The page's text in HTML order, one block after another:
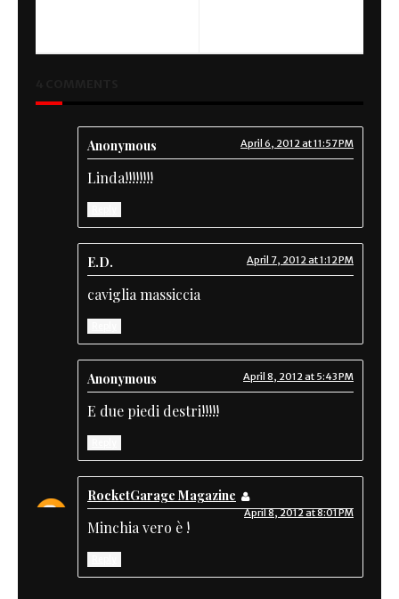
Anonymous April 6, 2012 at 11:57 PM
Linda!!!!!!!!
E.D. April 7, 2012 at 1:12 PM
caviglia massiccia
Anonymous April 8, 2012 at 5:43 PM
E due piedi destri!!!!!
RocketGarage Magazine
April 8, 2012 at 8:01 PM
Minchia vero è !